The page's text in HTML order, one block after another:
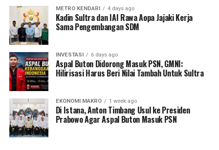
METRO KENDARI 4 days ago
Kadin Sultra dan IAI Rawa Aopa Jajaki Kerja
Sama Pengembangan SDM
INVESTASI 6 days ago
Aspal Buton Didorong Masuk PSN, GMNI:
Hilirisasi Harus Beri Nilai Tambah Untuk Sultra
EKONOMI MAKRO 1 week ago
Di Istana, Anton Timbang Usul ke Presiden
Prabowo Agar Aspal Buton Masuk PSN